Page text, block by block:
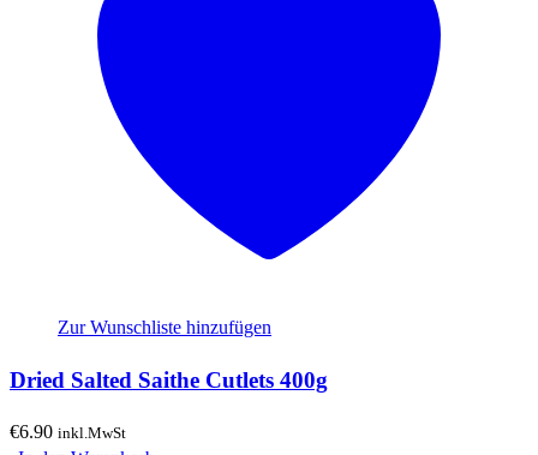
Zur Wunschliste hinzufügen
Dried Salted Saithe Cutlets 400g
€6.90 inkl.MwSt